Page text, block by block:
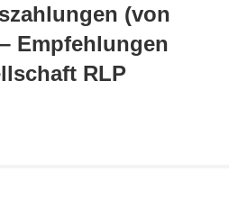
(von
Empfehlungen
RLP